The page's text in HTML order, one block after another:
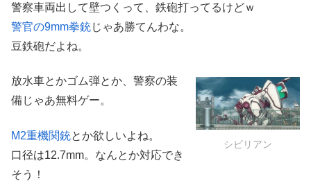
警察車両出して壁つくって、鉄砲打ってるけどｗ
警官の9mm拳銃じゃあ勝てんわな。
豆鉄砲だよね。
シビリアン
放水車とかゴム弾とか、警察の装
備じゃあ無料ゲー。
M2重機関銃とか欲しいよね。
口径は12.7mm。なんとか対応でき
そう！